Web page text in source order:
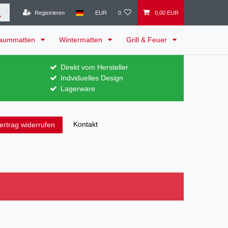
Registrieren EUR 0 0,00 EUR
Wintermatten Grill & Feuer
Direkt vom Hersteller
Indviduelles Design
Lagerware
widerrufen Kontakt